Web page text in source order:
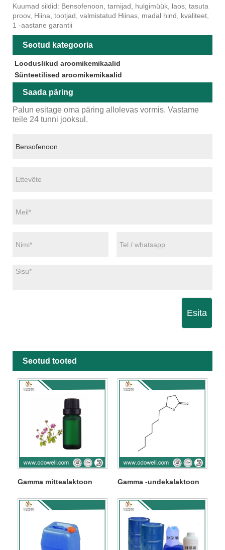
Kuumad sildid: Bensofenoon, tarnijad, hulgimüük, laos, tasuta
proov, Hiina, tootjad, valmistatud Hiinas, madal hind, kvaliteet,
1 -aastane garantii
Seotud kategooria
Looduslikud aroomikemikaalid
Sünteetilised aroomikemikaalid
Saada päring
Palun esitage oma päring allolevas vormis. Vastame
teile 24 tunni jooksul.
Esita
Seotud tooted
Gamma mittealaktoon Gamma -undekalaktoon